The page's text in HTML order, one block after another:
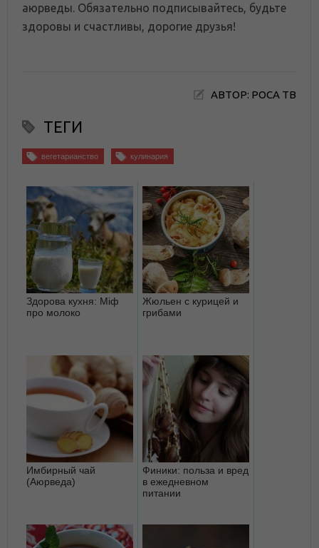
аюрведы. Обязательно подписывайтесь, будьте
здоровы и счастливы, дорогие друзья!
АВТОР: РОСА ТВ
ТЕГИ
вегетарианство кулинария
Здорова кухня: Міф
про молоко
Жюльен с курицей и
грибами
Имбирный чай
(Аюрведа)
Финики: польза и вред
в ежедневном
питании